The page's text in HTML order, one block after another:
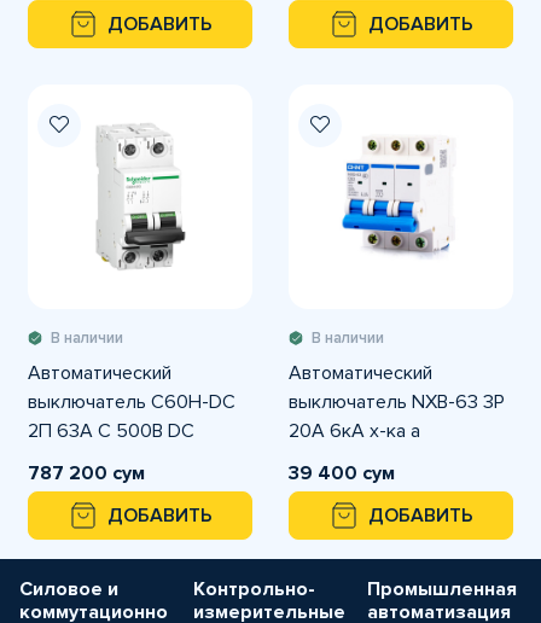
ДОБАВИТЬ
ДОБАВИТЬ
В наличии
Автоматический
выключатель C60H-DC
2П 63А C 500В DC
787 200 сум
ДОБАВИТЬ
В наличии
Автоматический
выключатель NXB-63 3P
20A 6кА х-ка а
39 400 сум
ДОБАВИТЬ
Силовое и
коммутационно
Контрольно-
измерительные
Промышленная
автоматизация